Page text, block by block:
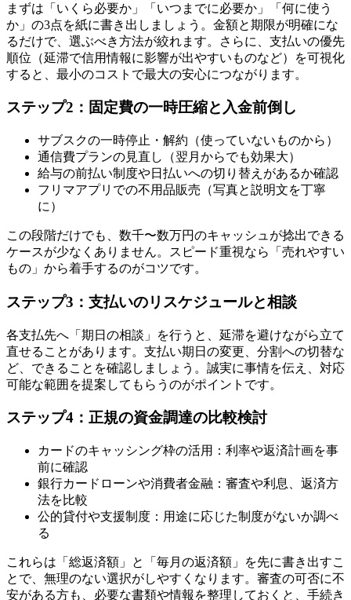
まずは「いくら必要か」「いつまでに必要か」「何に使う
か」の3点を紙に書き出しましょう。金額と期限が明確にな
るだけで、選ぶべき方法が絞れます。さらに、支払いの優先
順位（延滞で信用情報に影響が出やすいものなど）を可視化
すると、最小のコストで最大の安心につながります。
ステップ2：固定費の一時圧縮と入金前倒し
サブスクの一時停止・解約（使っていないものから）
通信費プランの見直し（翌月からでも効果大）
給与の前払い制度や日払いへの切り替えがあるか確認
フリマアプリでの不用品販売（写真と説明文を丁寧
に）
この段階だけでも、数千〜数万円のキャッシュが捻出できる
ケースが少なくありません。スピード重視なら「売れやすい
もの」から着手するのがコツです。
ステップ3：支払いのリスケジュールと相談
各支払先へ「期日の相談」を行うと、延滞を避けながら立て
直せることがあります。支払い期日の変更、分割への切替な
ど、できることを確認しましょう。誠実に事情を伝え、対応
可能な範囲を提案してもらうのがポイントです。
ステップ4：正規の資金調達の比較検討
カードのキャッシング枠の活用：利率や返済計画を事
前に確認
銀行カードローンや消費者金融：審査や利息、返済方
法を比較
公的貸付や支援制度：用途に応じた制度がないか調べ
る
これらは「総返済額」と「毎月の返済額」を先に書き出すこ
とで、無理のない選択がしやすくなります。審査の可否に不
安がある方も、必要な書類や情報を整理しておくと、手続き